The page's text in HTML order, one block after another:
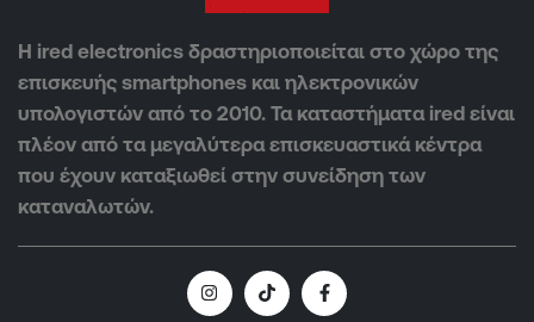
Η ired electronics δραστηριοποιείται στο χώρο της
επισκευής smartphones και ηλεκτρονικών
υπολογιστών από το 2010. Τα καταστήματα ired είναι
πλέον από τα μεγαλύτερα επισκευαστικά κέντρα
που έχουν καταξιωθεί στην συνείδηση των
καταναλωτών.